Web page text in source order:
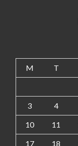
M T
3 4
10 11
17 18